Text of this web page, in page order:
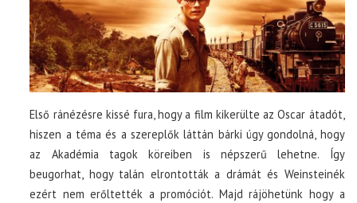
Első ránézésre kissé fura, hogy a film kikerülte az Oscar átadót,
hiszen a téma és a szereplők láttán bárki úgy gondolná, hogy
az Akadémia tagok köreiben is népszerű lehetne. Így
beugorhat, hogy talán elrontották a drámát és Weinsteinék
ezért nem erőltették a promóciót. Majd rájöhetünk hogy a